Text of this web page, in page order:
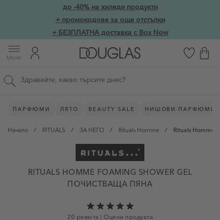
Прескачане към съдържаниетодо -40% на хиляди продукти
+ промокодове за още отстъпки
+ БЕЗПЛАТНА доставка с Box Now
Меню
ПАРФЮМИ ЛЯТО BEAUTY SALE НИШОВИ ПАРФЮМИ
Начало / RITUALS / ЗА НЕГО / Rituals Homme / Rituals Homme
RITUALS HOMME FOAMING SHOWER GEL
ПОЧИСТВАЩА ПЯНА
20 ревюта | Оцени продукта